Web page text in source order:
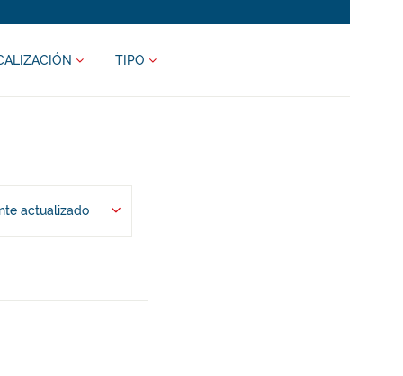
TIPO
actualizado